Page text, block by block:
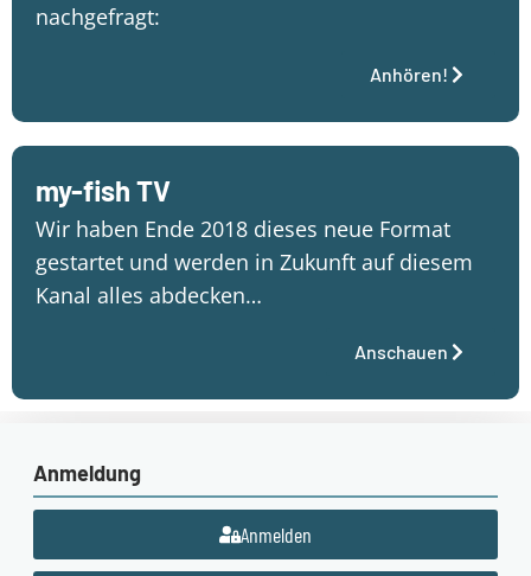
nachgefragt:
Anhören!
my-fish TV
Wir haben Ende 2018 dieses neue Format
gestartet und werden in Zukunft auf diesem
Kanal alles abdecken…
Anschauen
Anmeldung
Anmelden